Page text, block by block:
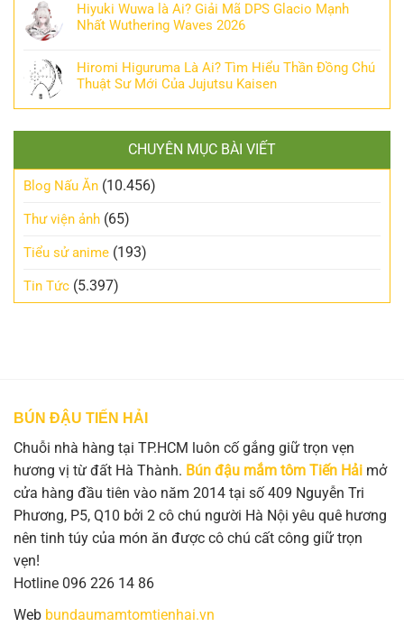
Hiyuki Wuwa là Ai? Giải Mã DPS Glacio Mạnh
Nhất Wuthering Waves 2026
Hiromi Higuruma Là Ai? Tìm Hiểu Thần Đồng Chú
Thuật Sư Mới Của Jujutsu Kaisen
CHUYÊN MỤC BÀI VIẾT
Blog Nấu Ăn (10.456)
Thư viện ảnh (65)
Tiểu sử anime (193)
Tin Tức (5.397)
BÚN ĐẬU TIẾN HẢI
Chuỗi nhà hàng tại TP.HCM luôn cố gắng giữ trọn vẹn
hương vị từ đất Hà Thành. Bún đậu mắm tôm Tiến Hải mở
cửa hàng đầu tiên vào năm 2014 tại số 409 Nguyễn Tri
Phương, P5, Q10 bởi 2 cô chú người Hà Nội yêu quê hương
nên tinh túy của món ăn được cô chú cất công giữ trọn
vẹn!
Hotline 096 226 14 86
Web bundaumamtomtienhai.vn